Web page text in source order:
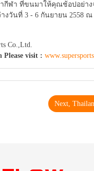
กีฬา ที่ขนมาให้คุณช้อปอย่าง
งวันที่ 3 - 6 กันยายน 2558
Co.,Ltd.
visit :
Next,